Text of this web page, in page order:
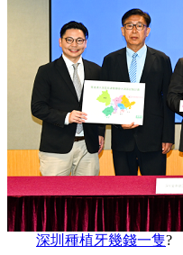
深圳種植牙幾錢一隻?